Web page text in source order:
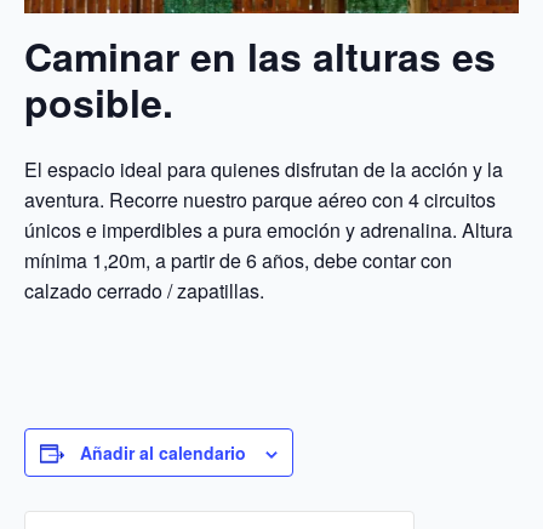
Caminar en las alturas es
posible.
El espacio ideal para quienes disfrutan de la acción y la
aventura. Recorre nuestro parque aéreo con 4 circuitos
únicos e imperdibles a pura emoción y adrenalina. Altura
mínima 1,20m, a partir de 6 años, debe contar con
calzado cerrado / zapatillas.
Añadir al calendario